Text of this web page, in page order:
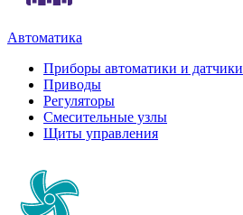
Автоматика
Приборы автоматики и датчики
Приводы
Регуляторы
Смесительные узлы
Щиты управления